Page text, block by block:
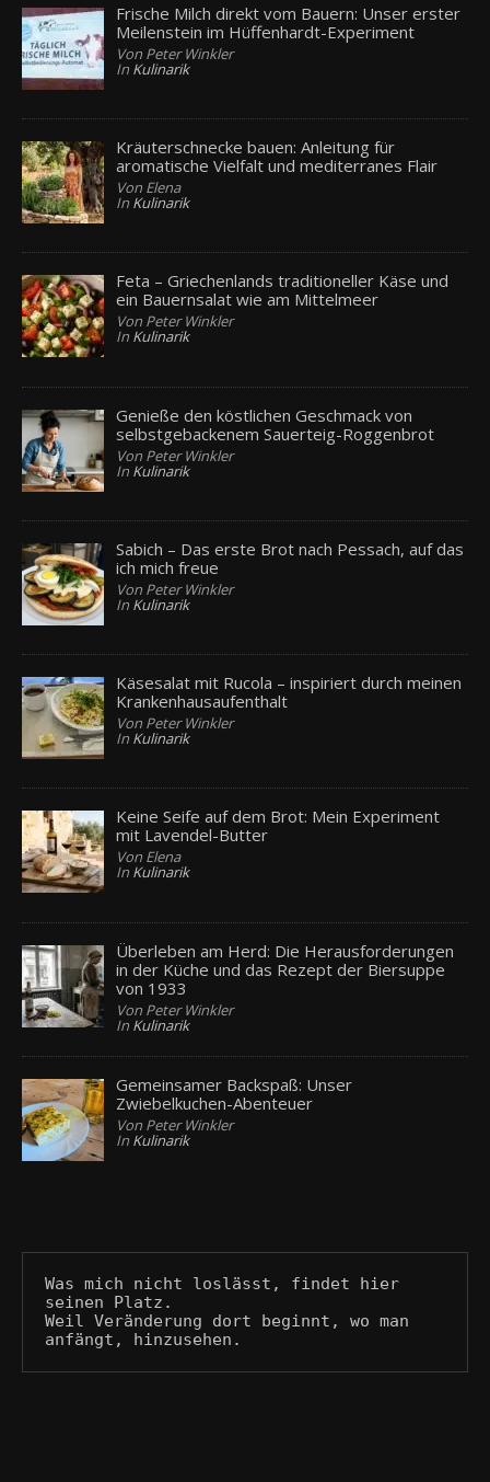
Frische Milch direkt vom Bauern: Unser erster
Meilenstein im Hüffenhardt-Experiment
Von Peter Winkler
In Kulinarik
Kräuterschnecke bauen: Anleitung für
aromatische Vielfalt und mediterranes Flair
Von Elena
In Kulinarik
Feta – Griechenlands traditioneller Käse und
ein Bauernsalat wie am Mittelmeer
Von Peter Winkler
In Kulinarik
Genieße den köstlichen Geschmack von
selbstgebackenem Sauerteig-Roggenbrot
Von Peter Winkler
In Kulinarik
Sabich – Das erste Brot nach Pessach, auf das
ich mich freue
Von Peter Winkler
In Kulinarik
Käsesalat mit Rucola – inspiriert durch meinen
Krankenhausaufenthalt
Von Peter Winkler
In Kulinarik
Keine Seife auf dem Brot: Mein Experiment
mit Lavendel-Butter
Von Elena
In Kulinarik
Überleben am Herd: Die Herausforderungen
in der Küche und das Rezept der Biersuppe
von 1933
Von Peter Winkler
In Kulinarik
Gemeinsamer Backspaß: Unser
Zwiebelkuchen-Abenteuer
Von Peter Winkler
In Kulinarik
Was mich nicht loslässt, findet hier
seinen Platz.
Weil Veränderung dort beginnt, wo man
anfängt, hinzusehen.